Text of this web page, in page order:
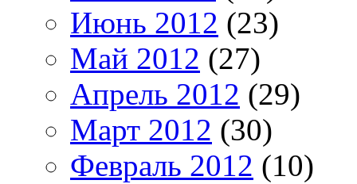
Июнь 2012 (23)
Май 2012 (27)
Апрель 2012 (29)
Март 2012 (30)
Февраль 2012 (10)